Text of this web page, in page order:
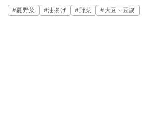
一品としても便利です。是非お試しくださいね。
#夏野菜 #油揚げ #野菜 #大豆・豆腐